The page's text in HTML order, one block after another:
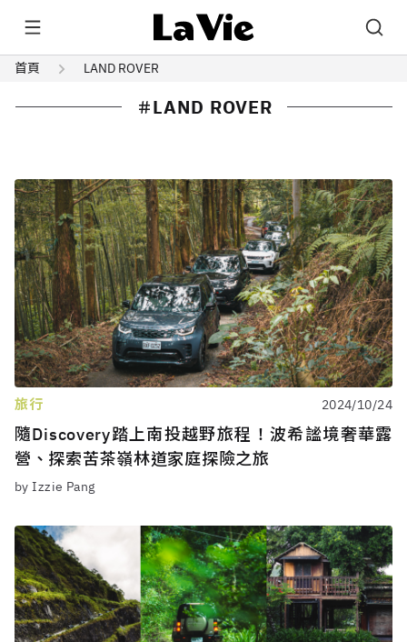
首頁 LAND ROVER
LAND ROVER
旅行 2024/10/24
隨Discovery踏上南投越野旅程！波希謐境奢華露
營、探索苦茶嶺林道家庭探險之旅
by Izzie Pang